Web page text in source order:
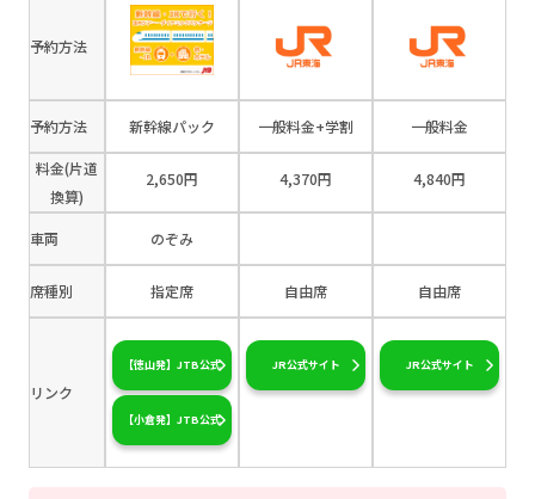
予約方法
予約方法 新幹線パック 一般料金+学割 一般料金
料金(片道
換算)
2,650円 4,370円 4,840円
車両 のぞみ
席種別 指定席 自由席 自由席
リンク
【徳山発】JTB公式
【小倉発】JTB公式
JR公式サイト JR公式サイト